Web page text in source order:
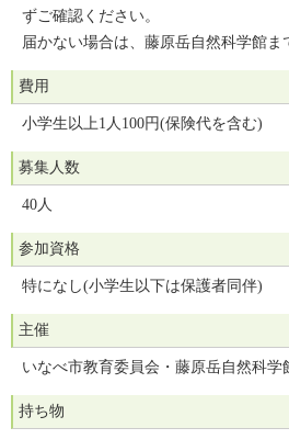
ずご確認ください。
届かない場合は、藤原岳自然科学館ま
費用
小学生以上1人100円(保険代を含む)
募集人数
40人
参加資格
特になし(小学生以下は保護者同伴)
主催
いなべ市教育委員会・藤原岳自然科学
持ち物